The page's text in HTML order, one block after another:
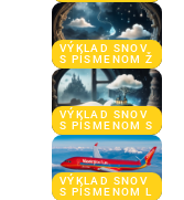
VÝKLAD SNOV
S PÍSMENOM Ž
VÝKLAD SNOV
S PÍSMENOM S
VÝKLAD SNOV
S PÍSMENOM L